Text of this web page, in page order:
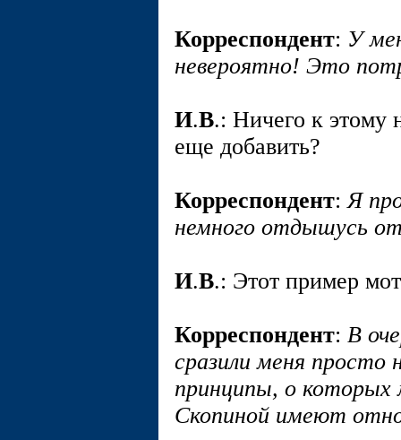
Корреспондент: У
невероятно! Это
И.В.: Ничего к этому
еще добавить?
Корреспондент:Я
немного отдышусь от
И.В.: Этот пример
Корреспондент: В
сразили меня просто
принципы, о которых
Скопиной имеют